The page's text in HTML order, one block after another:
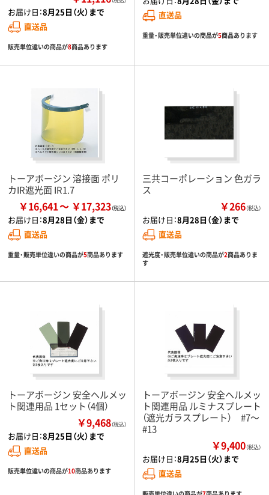
お届け日：8月25日（火）まで
直送品
販売単位違いの商品が8商品あります
直送品
重量・販売単位違いの商品が5商品あります
トーアボージン 溶接面 ポリ
カIR遮光面 IR1.7
￥16,641 ￥17,323
お届け日：8月28日（金）まで
直送品
重量・販売単位違いの商品が5商品あります
三共コーポレーション 色ガラ
ス
￥266（税込）
お届け日：8月28日（金）まで
直送品
遮光度・販売単位違いの商品が2商品ありま
す
トーアボージン 安全ヘルメッ
ト関連用品 1セット（4個）
￥9,468（税込）
お届け日：8月25日（火）まで
直送品
販売単位違いの商品が10商品あります
トーアボージン 安全ヘルメッ
ト関連用品 ルミナスプレート
（遮光ガラスプレート） #7～
#13
￥9,400（税込）
お届け日：8月25日（火）まで
直送品